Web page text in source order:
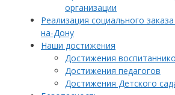
организации
Реализация социального
на-Дону
Наши достижения
Достижения
Достижения педагогов
Достижения Детского